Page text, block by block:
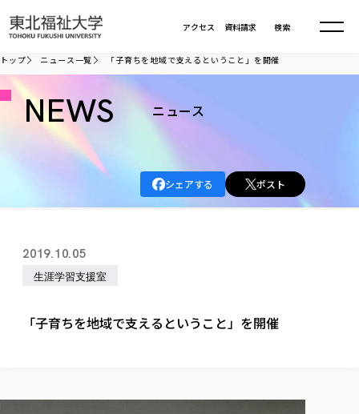
資料請求
アクセス 検索
大学について
建学の精神・教育の理念
教育方針
大学の概要
大学の歩み
大学の取り組み
社会連携・研究
一般事業主行動計画
情報公開
学部・大学院
学部・大学院TOP
福祉心理学科
共生まちづくり学部
教育学部
デジタルパンフ
国際交流TOP
トップ ニュース一覧 「子育ちを地域で支えるということ」を開催
NEWS ニュース
シェアする ポスト
2019.10.05
生涯学習支援室
「子育ちを地域で支えるということ」を開催